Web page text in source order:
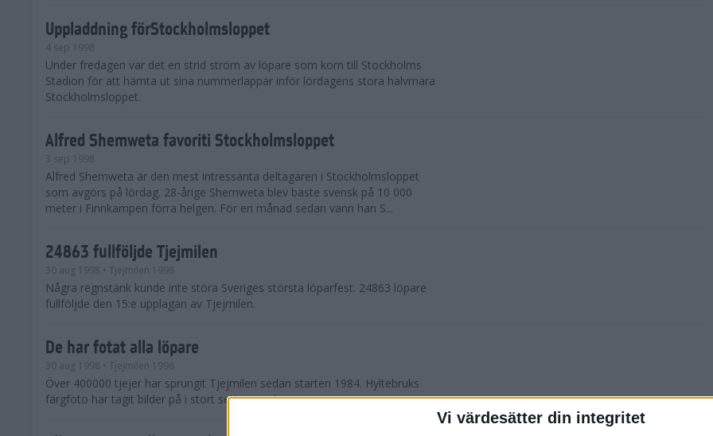
Vi värdesätter din integritet
Uppladdning förStockholmsloppet
4 sep 1998
Under fredagen var det en strid ström av löpare som kom till Stockholms
Stadion för att hämta ut sina nummerlappar inför lördagens stora halvmara
Stockholmsloppet.
Alfred Shemweta favoriti Stockholmsloppet
3 sep 1998
Alfred Shemweta är den mest intressanta deltagaren i Stockholmsloppet
som avgörs på lördag. 28-årige Shemweta blev bäste svensk på 10 000
meter i Finnkampen förra helgen. För en månad sedan vann han S...
24863 fullföljde Tjejmilen
30 aug 1998 • Tjejmilen 1998
Några regnstänk kunde inte störa Sveriges största löparfest. 24863 löpare
fullföljde den 15:e upplagan av Tjejmilen.
De har fotat alla löpare
30 aug 1998 • Tjejmilen 1998
Över 400000 tjejer har sprungit Tjejmilen sedan starten 1984. Hyltebruks
färgfoto har tagit bilder på i stort sett varenda en.